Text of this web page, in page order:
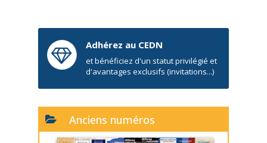
Adhérez au CEDN
et bénéficiez d'un statut privilégié et
d'avantages exclusifs (invitations...)
Anciens numéros